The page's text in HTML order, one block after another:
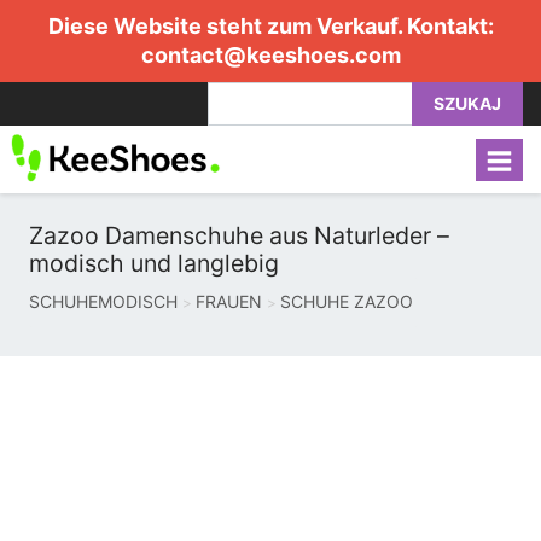
Diese Website steht zum Verkauf. Kontakt:
contact@keeshoes.com
SZUKAJ
Zazoo Damenschuhe aus Naturleder –
modisch und langlebig
SCHUHEMODISCH FRAUEN SCHUHE ZAZOO